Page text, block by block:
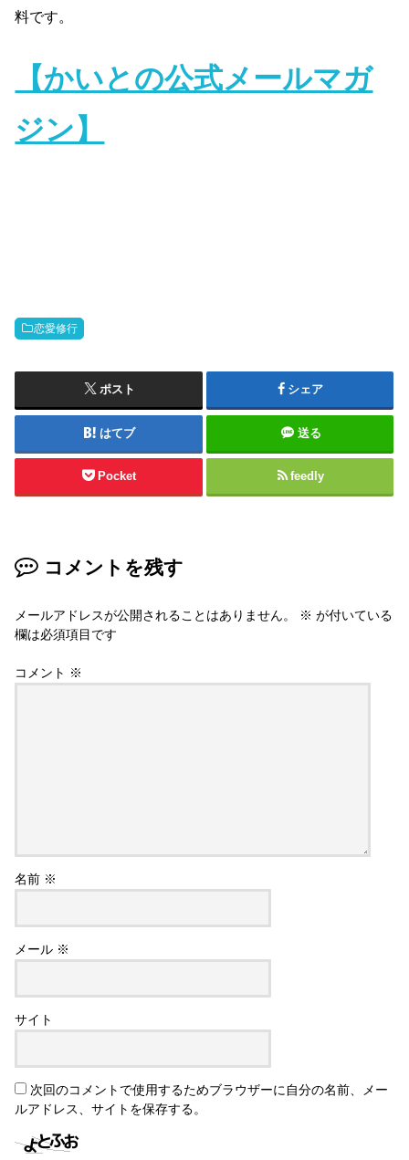
料です。
【かいとの公式メールマガ
ジン】
恋愛修行
ポスト シェア
はてブ 送る
Pocket feedly
コメントを残す
メールアドレスが公開されることはありません。 ※ が付いている
欄は必須項目です
コメント ※
名前 ※
メール ※
サイト
次回のコメントで使用するためブラウザーに自分の名前、メー
ルアドレス、サイトを保存する。